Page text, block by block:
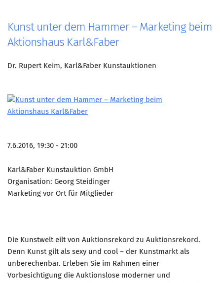
Kunst unter dem Hammer – Marketing beim
Aktionshaus Karl&Faber
Dr. Rupert Keim, Karl&Faber Kunstauktionen
7.6.2016, 19:30 - 21:00
Karl&Faber Kunstauktion GmbH
Organisation: Georg Steidinger
Marketing vor Ort für Mitglieder
Die Kunstwelt eilt von Auktionsrekord zu Auktionsrekord.
Denn Kunst gilt als sexy und cool – der Kunstmarkt als
unberechenbar. Erleben Sie im Rahmen einer
Vorbesichtigung die Auktionslose moderner und